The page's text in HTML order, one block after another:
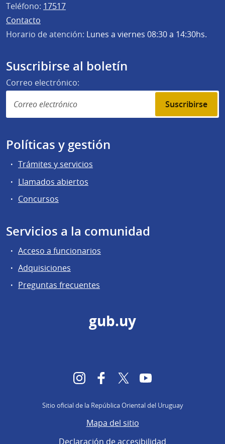
Teléfono: 17517
Contacto
Horario de atención: Lunes a viernes 08:30 a 14:30hs.
Suscribirse al boletín
Correo electrónico:
Suscribirse
Políticas y gestión
Trámites y servicios
Llamados abiertos
Concursos
Servicios a la comunidad
Acceso a funcionarios
Adquisiciones
Preguntas frecuentes
gub.uy
InstagramFacebookTwitterYouTube
Sitio oficial de la República Oriental del Uruguay
Mapa del sitio
Declaración de accesibilidad